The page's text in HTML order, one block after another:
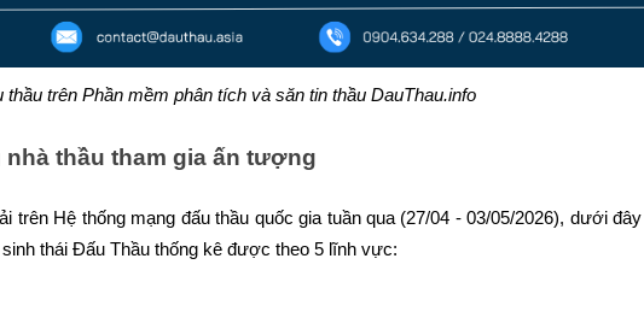
thầu trên Phần mềm phân tích và săn tin thầu DauThau.info
thầu tham gia ấn tượng
trên Hệ thống mạng đấu thầu quốc gia tuần qua (27/04 - 03/05/2026), dưới
thái Đấu Thầu thống kê được theo 5 lĩnh vực: